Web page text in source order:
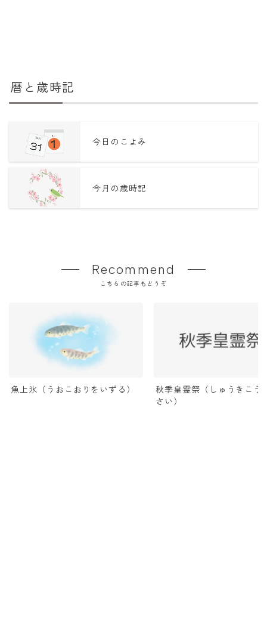
暦と歳時記
今日のこよみ
今月の歳時記
Recommend
こちらの記事もどうぞ
魚上氷（うおこおりをいずる）
秋季皇霊祭（しゅうきこう
さい）